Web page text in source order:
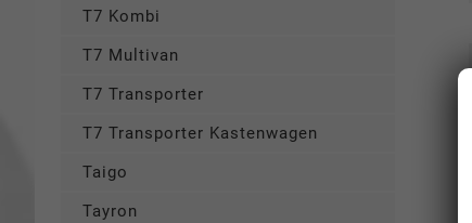
T7 Kombi
T7 Multivan
T7 Transporter
T7 Transporter Kastenwagen
Taigo
Tayron